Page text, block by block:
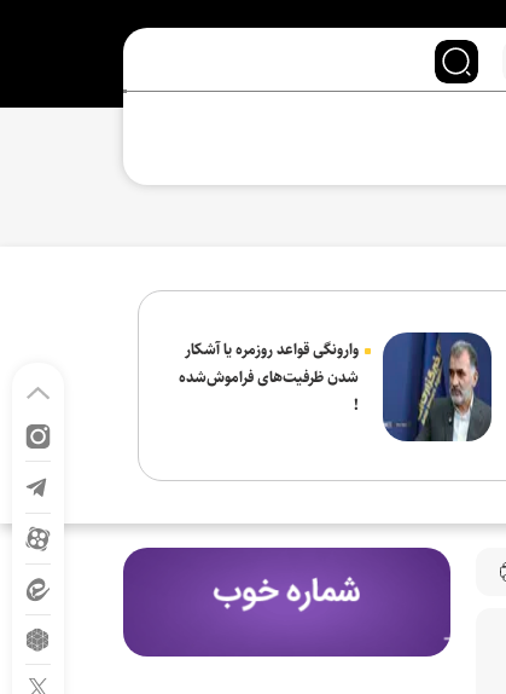
وارونگی قواعد روزمره یا آشکار
شدن ظرفیت‌های فراموش‌شده
!